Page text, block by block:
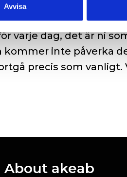
Avvisaoch är oerhört stolta
väldigt stolt och
varje dag, det är ni
kommer inte påverka
precis som vanligt.
About akeab